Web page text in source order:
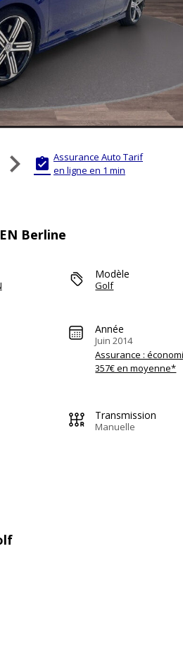
  Assurance Auto Tarif
en ligne en 1 min
Berline
Modèle
Golf
Année
Juin 2014
Assurance :
357€ en moyenne*
Transmission
Manuelle